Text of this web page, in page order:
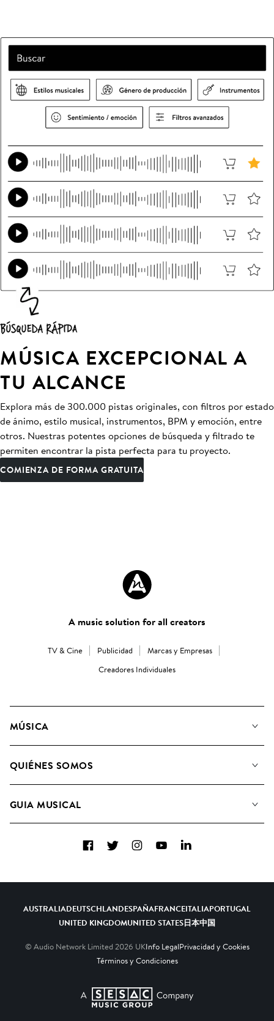
MÚSICA EXCEPCIONAL A
TU ALCANCE
Explora más de 300.000 pistas originales, con filtros por estado
de ánimo, estilo musical, instrumentos, BPM y emoción, entre
otros. Nuestras potentes opciones de búsqueda y filtrado te
permiten encontrar la pista perfecta para tu proyecto.
COMIENZA DE FORMA GRATUITA
A music solution for all creators
TV & Cine Publicidad
Marcas y Empresas
Creadores Individuales
MÚSICA
Buscar
QUIÉNES SOMOS
Candidaturas Nuevos Compositores
GUIA MUSICAL
FacebookTwitterInstagramYouTubeLinkedIn
AUSTRALIADEUTSCHLANDESPAÑAFRANCEITALIAPORTUGAL
UNITED KINGDOMUNITED STATES日本中国
© Audio Network Limited 2026 UKInfo LegalPrivacidad y Cookies
Términos y Condiciones
A SESAC Company